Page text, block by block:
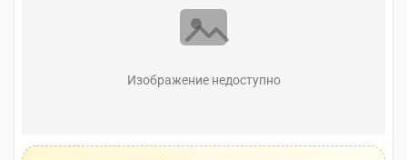
Изображение недоступно